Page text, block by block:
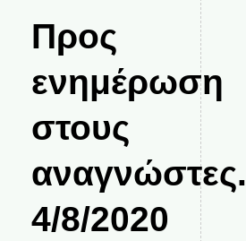
Προς
ενημέρωση
στους
αναγνώστες.
4/8/2020